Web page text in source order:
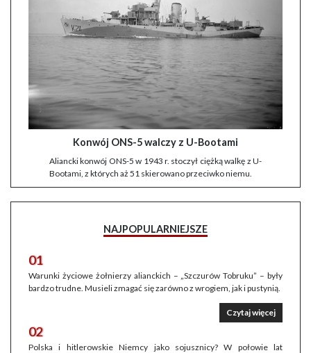
Konwój ONS-5 walczy z U-Bootami
Aliancki konwój ONS-5 w 1943 r. stoczył ciężką walkę z U-
Bootami, z których aż 51 skierowano przeciwko niemu.
NAJPOPULARNIEJSZE
01
Warunki życiowe żołnierzy alianckich – „Szczurów Tobruku” – były
bardzo trudne. Musieli zmagać się zarówno z wrogiem, jak i pustynią.
Czytaj więcej
02
Polska i hitlerowskie Niemcy jako sojusznicy? W połowie lat